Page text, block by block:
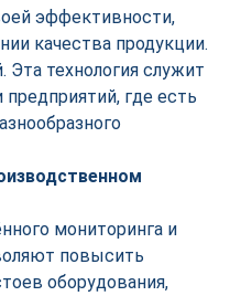
эффективности,
качества продукции.
технология служит
где есть
мониторинга и
повысить
оборудования,